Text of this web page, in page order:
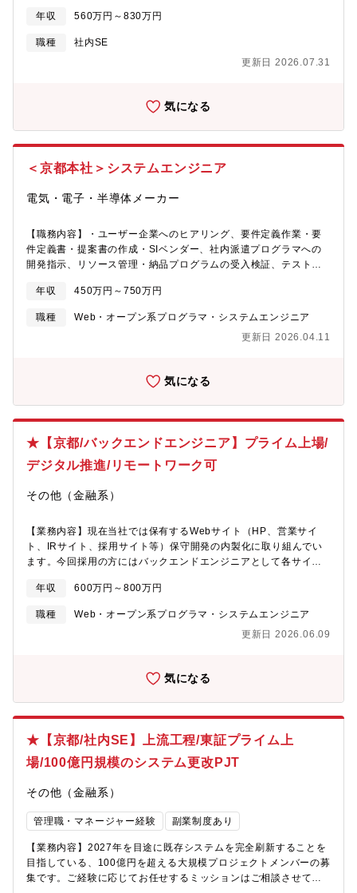
ワークやセキュリティ関連業務に関する問い合わせ対応・ERPシ
ステムに関する問い合わせ対応・その他、社内からの情報システ
ム部門担当業務全般の問い合わせ対応＜情報システム部の役割と
業務状況＞国内外の子会社を含むグループ全体のITシステムの企
向上を図ることに注力しています。会計やSCM（生産・在庫・販
運用されており、会社の業務を支える非常に重要な役割を果たし
待も高く、社内の他部門からの相談や対応も多岐にわたります。
を安定的に維持するとともに、新しい視点での改善が求められて
の運用・保守担当者が不足しています。また、現在使用している
SCMシステム（富士通社製ERP ProcessC1）が2032年に保守
終了を迎えるため、別のERPを検討・導入する必要があります。
に広げ、幅広く活躍して頂きます。【組織構成】情報システム部
名、40代3名、50代5名、60代1名）部には２つのグループがあ
り。ネットワークやサーバ等の管理を行う第一グループと業務シ
代4名、40代2名、50代2名）※1名兼務【同社で導入している主
年収 560万円～830万円
職種
社内SE
更新日 2026.07.31
気になる
＜京都本社＞システムエンジニア
電気・電子・半導体メーカー
【職務内容】・ユーザー企業へのヒアリング、要件定義作業・要
件定義書・提案書の作成・SIベンダー、社内派遣プログラマへの
開発指示、リソース管理・納品プログラムの受入検証、テスト・
の振り返りレビュー＜顧客＞主に食品工場や物流倉庫など【当社
の魅力】食品大手を支えているという仕事の面白さ、創業120年の
グローバル企業としての安定感、そして何より風通しの良い社風
が魅力です、1893年に日本初の民間ハカリメーカーとして創業さ
業しました。創業以来「はかりのイシダ」と認知をされていま
ルを開発しました。定量パッケージ化が拡大し、食品業界の組み
等。無人の連続生産の実現に大きく貢献しています。技術力の高
さから機械遺産にも認定。また、搬送・包装・計量・重量チェッ
量前後の工程をを総合的にとらえ、コンピューターの連動による
テムの提案をおこなっています。上記の様な総合的なサービスを
提供できるのは業界でもイシダだけです。国外拠点も増え続けて
おり、世界ナンバーワンになるための準備は着々と進めておりま
す。その計画を促進させることのできる方のエネルギーを心より
年収 450万円～750万円
職種
Web・オープン系プログラマ・システムエンジニア
更新日 2026.04.11
気になる
★【京都/バックエンドエンジニア】プライム上場/
デジタル推進/リモートワーク可
その他（金融系）
【業務内容】現在当社では保有するWebサイト（HP、営業サイ
ト、IRサイト、採用サイト等）保守開発の内製化に取り組んでい
ます。今回採用の方にはバックエンドエンジニアとして各サイト
ズを捉え、それを迅速に各サービスサイトへ反映頂きます。【仕
事の魅力】・自社開発のため、お客様のフィードバックをダイレ
クトに感じることが可能。・他部門との連携により、計測や
SEO、デザインといった関連スキルの学習機会があります。・チ
はありますが、共通で「提案歓迎・自律推奨」の文化がありま
技術選定にもチーム内で意見を出し合える体制が整備されていま
値向上を自らの手で実現できます。 リモートワークやフレックス
を積極的に活用可能です。※入社後は配属部署の業務に従事いた
変更する可能性があります。
年収 600万円～800万円
職種
Web・オープン系プログラマ・システムエンジニア
更新日 2026.06.09
気になる
★【京都/社内SE】上流工程/東証プライム上
場/100億円規模のシステム更改PJT
その他（金融系）
管理職・マネージャー経験 副業制度あり
【業務内容】2027年を目途に既存システムを完全刷新することを
目指している、100億円を超える大規模プロジェクトメンバーの募
集です。ご経験に応じてお任せするミッションはご相談させてい